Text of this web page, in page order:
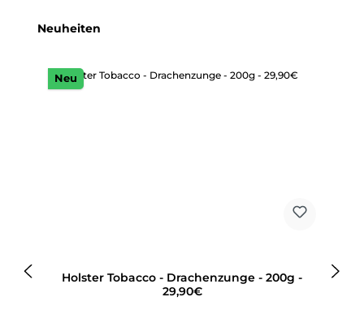
Produktgalerie überspringen
Neuheiten
Neu
Holster Tobacco - Drachenzunge - 200g -
29,90€